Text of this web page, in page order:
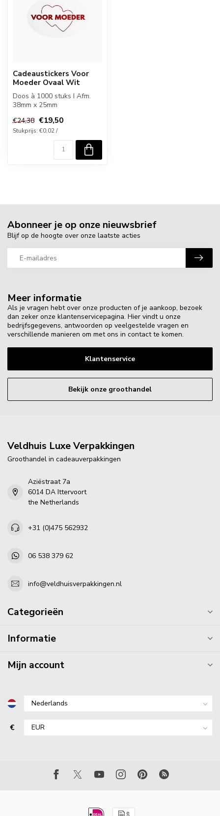
Cadeaustickers Voor
Moeder Ovaal Wit
Doos à 1000 stuks I Afm.
38mm x 25mm
€24,38 €19,50
Stukprijs: €0,02 /
Meer informatie
Als je vragen hebt over onze producten of je aankoop, bezoek
dan zeker onze klantenservicepagina. Hier vindt u onze
bedrijfsgegevens, antwoorden op veelgestelde vragen en
verschillende manieren om met ons in contact te komen.
Klantenservice
Bekijk onze groothandel
Abonneer je op onze nieuwsbrief
Blijf op de hoogte over onze laatste acties
Veldhuis Luxe Verpakkingen
Groothandel in cadeauverpakkingen
Aziëstraat 7a
6014 DA Ittervoort
the Netherlands
+31 (0)475 562932
06 538 379 62
info@veldhuisverpakkingen.nl
Categorieën
Informatie
Mijn account
€